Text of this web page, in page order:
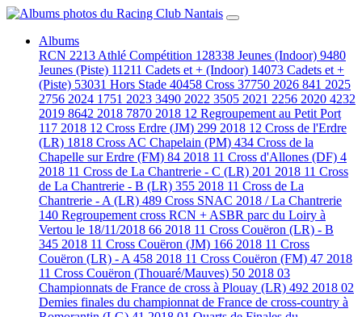
Albums
RCN 2213 Athlé Compétition 128338 Jeunes (Indoor) 9480
Jeunes (Piste) 11211 Cadets et + (Indoor) 14073 Cadets et +
(Piste) 53031 Hors Stade 40458 Cross 37750 2026 841 2025
2756 2024 1751 2023 3490 2022 3505 2021 2256 2020 4232
2019 8642 2018 7870 2018 12 Regroupement au Petit Port
117 2018 12 Cross Erdre (JM) 299 2018 12 Cross de l'Erdre
(LR) 1818 Cross AC Chapelain (PM) 434 Cross de la
Chapelle sur Erdre (FM) 84 2018 11 Cross d'Allones (DF) 4
2018 11 Cross de La Chantrerie - C (LR) 201 2018 11 Cross
de La Chantrerie - B (LR) 355 2018 11 Cross de La
Chantrerie - A (LR) 489 Cross SNAC 2018 / La Chantrerie
140 Regroupement cross RCN + ASBR parc du Loiry à
Vertou le 18/11/2018 66 2018 11 Cross Couëron (LR) - B
345 2018 11 Cross Couëron (JM) 166 2018 11 Cross
Couëron (LR) - A 458 2018 11 Cross Couëron (FM) 47 2018
11 Cross Couëron (Thouaré/Mauves) 50 2018 03
Championnats de France de cross à Plouay (LR) 492 2018 02
Demies finales du championnat de France de cross-country à